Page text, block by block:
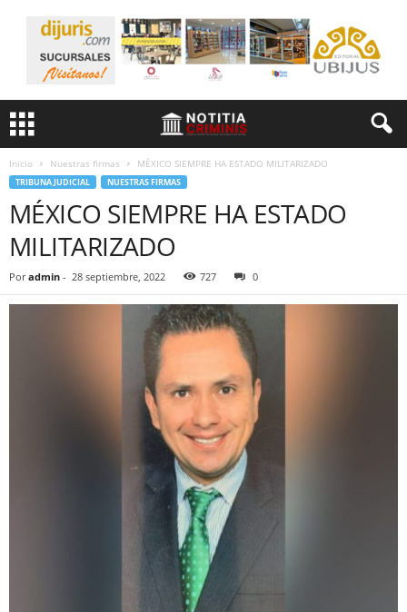
Inicio Nuestras firmas MÉXICO SIEMPRE HA ESTADO MILITARIZADO
TRIBUNA JUDICIAL NUESTRAS FIRMAS
MÉXICO SIEMPRE HA ESTADO
MILITARIZADO
Por admin - 28 septiembre, 2022 727 0